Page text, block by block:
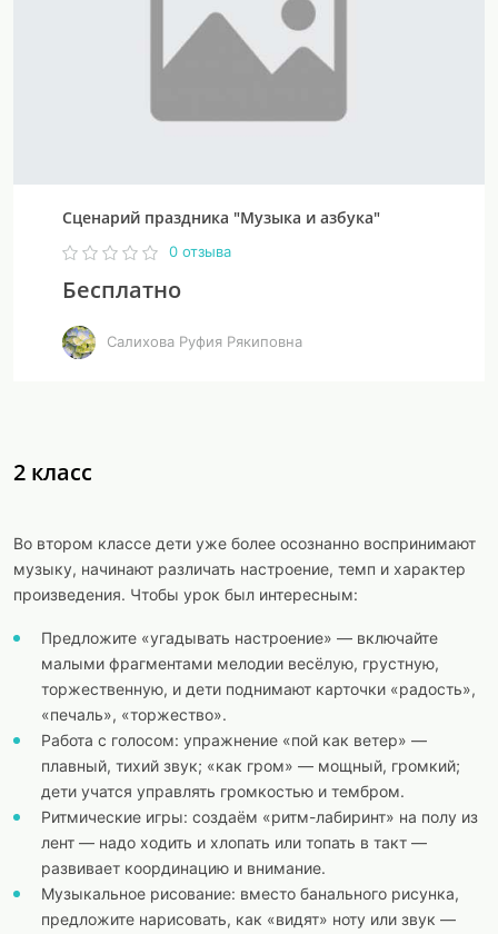
Сценарий праздника "Музыка и азбука"
0 отзыва
Бесплатно
Салихова Руфия Рякиповна
2 класс
Во втором классе дети уже более осознанно воспринимают
музыку, начинают различать настроение, темп и характер
произведения. Чтобы урок был интересным:
Предложите «угадывать настроение» — включайте
малыми фрагментами мелодии весёлую, грустную,
торжественную, и дети поднимают карточки «радость»,
«печаль», «торжество».
Работа с голосом: упражнение «пой как ветер» —
плавный, тихий звук; «как гром» — мощный, громкий;
дети учатся управлять громкостью и тембром.
Ритмические игры: создаём «ритм-лабиринт» на полу из
лент — надо ходить и хлопать или топать в такт —
развивает координацию и внимание.
Музыкальное рисование: вместо банального рисунка,
предложите нарисовать, как «видят» ноту или звук —